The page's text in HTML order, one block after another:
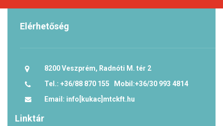
Elérhetőség
8200 Veszprém, Radnóti M. tér 2
Tel.: +36/88 870 155 Mobil:+36/30 993 4814
Email: info[kukac]mtckft.hu
Linktár